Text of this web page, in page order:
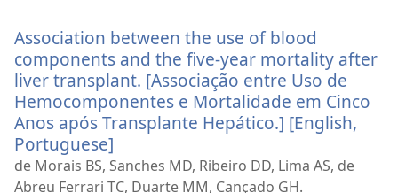
Association between the use of blood
components and the five-year mortality after
liver transplant. [Associação entre Uso de
Hemocomponentes e Mortalidade em Cinco
Anos após Transplante Hepático.] [English,
Portuguese]
ახალი
ფანჯარა)
de Morais BS, Sanches MD, Ribeiro DD, Lima AS, de
Abreu Ferrari TC, Duarte MM, Cançado GH.